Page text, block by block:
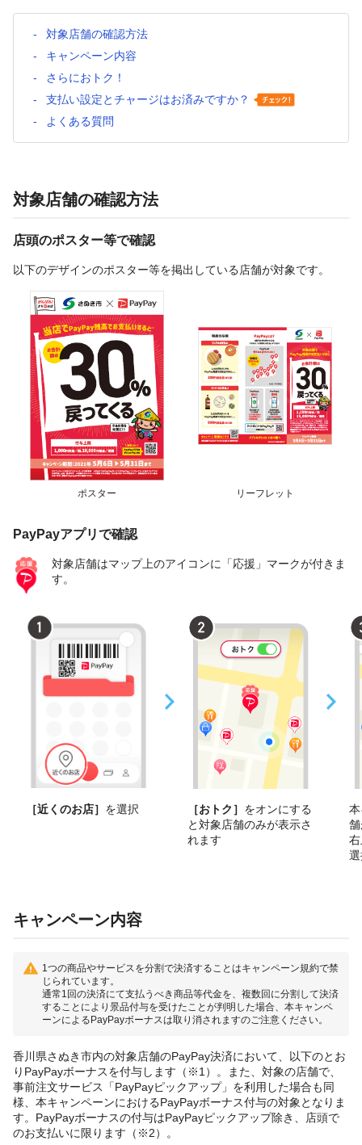
対象店舗の確認方法
キャンペーン内容
さらにおトク！
支払い設定とチャージはお済みですか？
よくある質問
対象店舗の確認方法
店頭のポスター等で確認
以下のデザインのポスター等を掲出している店舗が対象です。
ポスター リーフレット
PayPayアプリで確認
対象店舗はマップ上のアイコンに「応援」マークが付きま
す。
［近くのお店］ を選択 ［おトク］ をオンにする
と対象店舗のみが表示さ
れます
キャンペーン内容
1つの商品やサービスを分割で決済することはキャンペーン規約で禁
じられています。
通常1回の決済にて支払うべき商品等代金を、複数回に分割して決済
することにより景品付与を受けたことが判明した場合、本キャンペ
ーンによるPayPayボーナスは取り消されますのご注意ください。
香川県さぬき市内の対象店舗のPayPay決済において、以下のとお
りPayPayボーナスを付与します（※1）。また、対象の店舗で、
事前注文サービス「PayPayピックアップ」を利用した場合も同
様、本キャンペーンにおけるPayPayボーナス付与の対象となりま
す。PayPayボーナスの付与はPayPayピックアップ除き、店頭で
のお支払いに限ります（※2）。